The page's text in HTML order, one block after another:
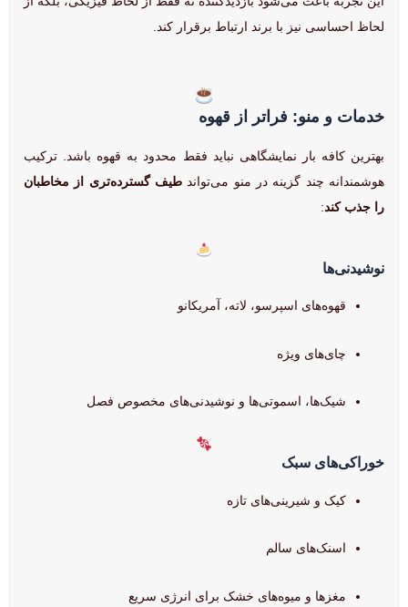
لحاظ احساسی نیز با برند ارتباط برقرار کند.
خدمات و منو: فراتر از قهوه
بهترین کافه بار نمایشگاهی نباید فقط محدود به قهوه‌ باشد. ترکیب
هوشمندانه چند گزینه در منو می‌تواند طیف گسترده‌تری از مخاطبان
را جذب کند:
نوشیدنی‌ها
قهوه‌های اسپرسو، لاته، آمریکانو
چای‌های ویژه
شیک‌ها، اسموتی‌ها و نوشیدنی‌های مخصوص فصل
خوراکی‌های سبک
کیک و شیرینی‌های تازه
اسنک‌های سالم
مغزها و میوه‌های خشک برای انرژی سریع